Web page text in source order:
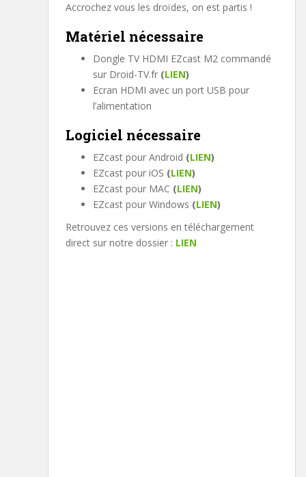
Accrochez vous les droïdes, on est partis !
Matériel nécessaire
Dongle TV HDMI EZcast M2 commandé
sur Droid-TV.fr (LIEN)
Ecran HDMI avec un port USB pour
l’alimentation
Logiciel nécessaire
EZcast pour Android (LIEN)
EZcast pour iOS (LIEN)
EZcast pour MAC (LIEN)
EZcast pour Windows (LIEN)
Retrouvez ces versions en téléchargement
direct sur notre dossier : LIEN